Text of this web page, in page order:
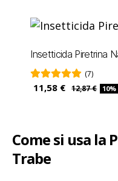
Insetticida Piretrina
(7)
11,58 € 12,87 € 10%
Come si usa la
Trabe